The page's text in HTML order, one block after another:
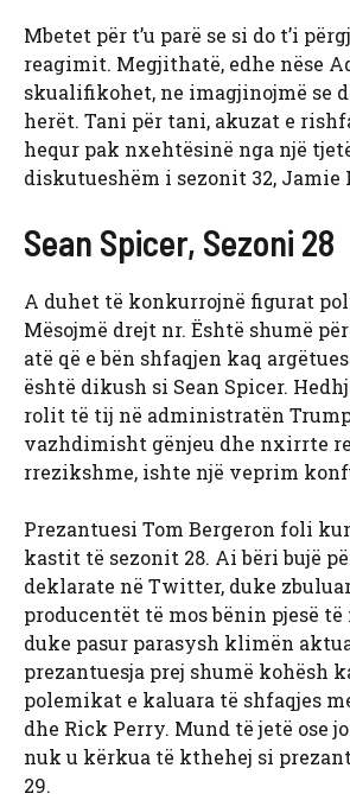
Mbetet për t’u parë se si do t’i
reagimit. Megjithatë, edhe nëse
skualifikohet, ne imagjinojmë se
herët. Tani për tani, akuzat e
hequr pak nxehtësinë nga një
diskutueshëm i sezonit 32, Jamie
Sean Spicer, Sezoni 28
A duhet të konkurrojnë figurat
Mësojmë drejt nr. Është shumë
atë që e bën shfaqjen kaq
është dikush si Sean Spicer.
rolit të tij në administratën
vazhdimisht gënjeu dhe nxirrte
rrezikshme, ishte një veprim
Prezantuesi Tom Bergeron foli
kastit të sezonit 28. Ai bëri bujë
deklarate në Twitter, duke
producentët të mos bënin pjesë
duke pasur parasysh klimën
prezantuesja prej shumë kohësh
polemikat e kaluara të shfaqjes
dhe Rick Perry. Mund të jetë ose
nuk u kërkua të kthehej si
29.